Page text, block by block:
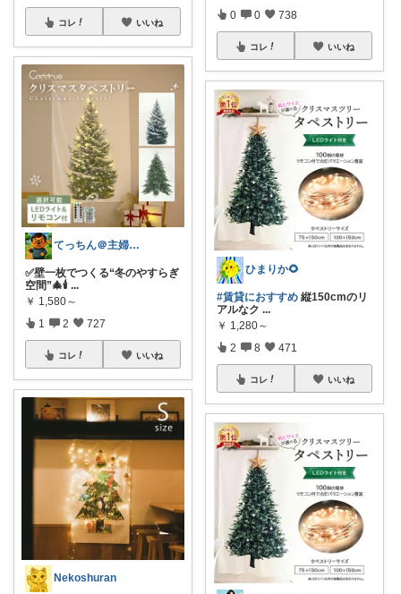
コレ いいね
てっちん＠主婦ラクグッズ中心✨
✅壁一枚でつくる“冬のやすらぎ
空間”🎄🕯️ ...
￥ 1,580～
1 2 727
コレ いいね
Nekoshuran
0 0 738
コレ いいね
ひまりか🌻
#賃貸におすすめ 縦150cmのリ
アルなク ...
￥ 1,280～
2 8 471
コレ いいね